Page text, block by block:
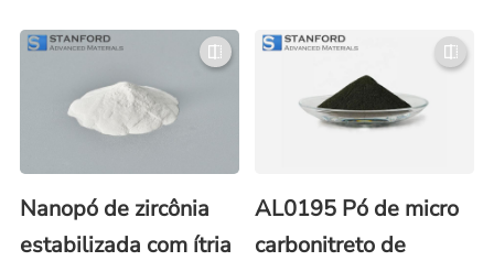
Nanopó de zircônia
estabilizada com ítria
AL0195 Pó de micro
carbonitreto de